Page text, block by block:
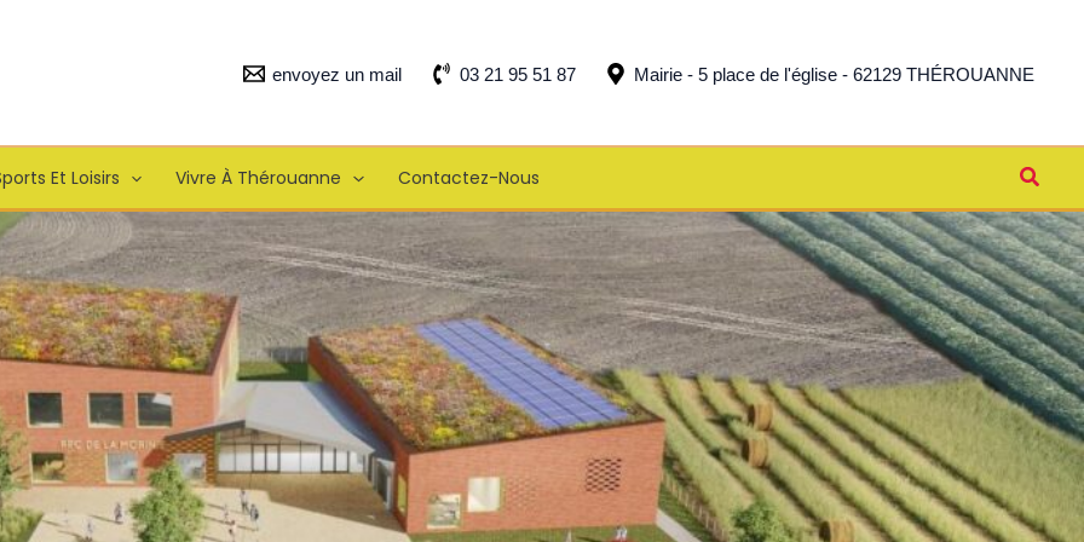
envoyez un mail 03 21 95 51 87 Mairie - 5 place de l'église - 62129 THÉROUANNE
Et Loisirs Vivre À Thérouanne Contactez-Nous